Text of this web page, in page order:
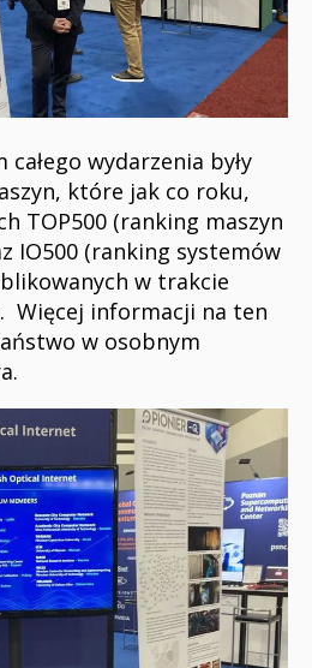
wydarzenia były
które jak co roku,
TOP500 (ranking maszyn
IO500 (ranking systemów
w trakcie
Więcej informacji na ten
w osobnym